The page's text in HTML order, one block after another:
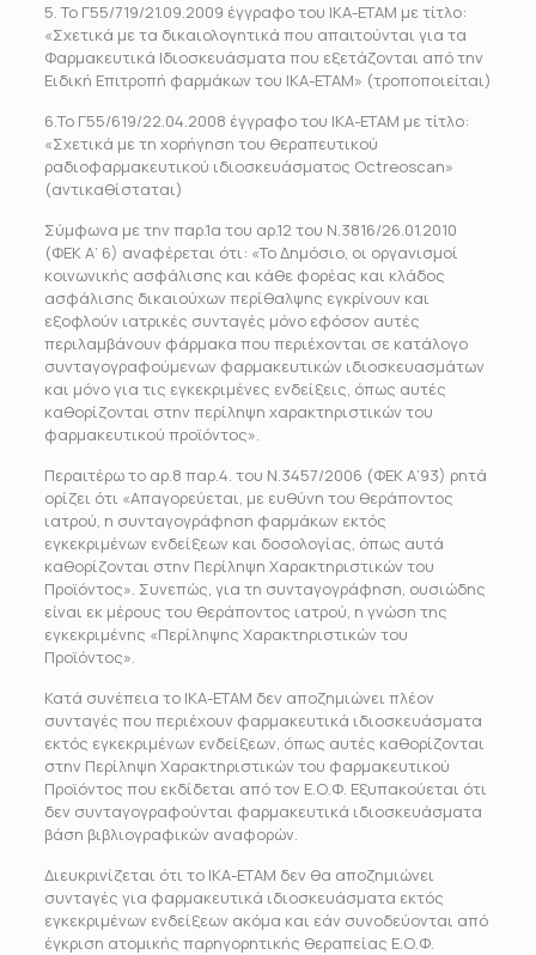
5. Το Γ55/719/21.09.2009 έγγραφο του ΙΚΑ-ΕΤΑΜ με τίτλο:
«Σχετικά με τα δικαιολογητικά που απαιτούνται για τα
Φαρμακευτικά Ιδιοσκευάσματα που εξετάζονται από την
Ειδική Επιτροπή φαρμάκων του ΙΚΑ-ΕΤΑΜ» (τροποποιείται)
6.Το Γ55/619/22.04.2008 έγγραφο του ΙΚΑ-ΕΤΑΜ με τίτλο:
«Σχετικά με τη χορήγηση του θεραπευτικού
ραδιοφαρμακευτικού ιδιοσκευάσματος Octreoscan»
(αντικαθίσταται)
Σύμφωνα με την παρ.1α του αρ.12 του Ν.3816/26.01.2010
(ΦΕΚ Α’ 6) αναφέρεται ότι: «Το Δημόσιο, οι οργανισμοί
κοινωνικής ασφάλισης και κάθε φορέας και κλάδος
ασφάλισης δικαιούχων περίθαλψης εγκρίνουν και
εξοφλούν ιατρικές συνταγές μόνο εφόσον αυτές
περιλαμβάνουν φάρμακα που περιέχονται σε κατάλογο
συνταγογραφούμενων φαρμακευτικών ιδιοσκευασμάτων
και μόνο για τις εγκεκριμένες ενδείξεις, όπως αυτές
καθορίζονται στην περίληψη χαρακτηριστικών του
φαρμακευτικού προϊόντος».
Περαιτέρω το αρ.8 παρ.4. του Ν.3457/2006 (ΦΕΚ Α’93) ρητά
ορίζει ότι «Απαγορεύεται, με ευθύνη του θεράποντος
ιατρού, η συνταγογράφηση φαρμάκων εκτός
εγκεκριμένων ενδείξεων και δοσολογίας, όπως αυτά
καθορίζονται στην Περίληψη Χαρακτηριστικών του
Προϊόντος». Συνεπώς, για τη συνταγογράφηση, ουσιώδης
είναι εκ μέρους του θεράποντος ιατρού, η γνώση της
εγκεκριμένης «Περίληψης Χαρακτηριστικών του
Προϊόντος».
Κατά συνέπεια το ΙΚΑ-ΕΤΑΜ δεν αποζημιώνει πλέον
συνταγές που περιέχουν φαρμακευτικά ιδιοσκευάσματα
εκτός εγκεκριμένων ενδείξεων, όπως αυτές καθορίζονται
στην Περίληψη Χαρακτηριστικών του φαρμακευτικού
Προϊόντος που εκδίδεται από τον Ε.Ο.Φ. Εξυπακούεται ότι
δεν συνταγογραφούνται φαρμακευτικά ιδιοσκευάσματα
βάση βιβλιογραφικών αναφορών.
Διευκρινίζεται ότι το ΙΚΑ-ΕΤΑΜ δεν θα αποζημιώνει
συνταγές για φαρμακευτικά ιδιοσκευάσματα εκτός
εγκεκριμένων ενδείξεων ακόμα και εάν συνοδεύονται από
έγκριση ατομικής παρηγορητικής θεραπείας Ε.Ο.Φ.